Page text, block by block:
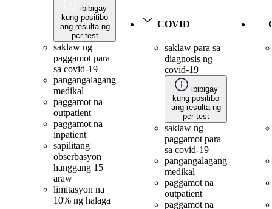
ibibigay
kung positibo
ang resulta ng
pcr test
saklaw ng
paggamot para
sa covid-19
pangangalagang
medikal
paggamot na
outpatient
paggamot na
inpatient
sapilitang
obserbasyon
hanggang 15
araw
limitasyon na
10% ng halaga
COVID
saklaw para sa
diagnosis ng
covid-19
ibibigay
kung positibo
ang resulta ng
pcr test
saklaw ng
paggamot para
sa covid-19
pangangalagang
medikal
paggamot na
outpatient
paggamot na